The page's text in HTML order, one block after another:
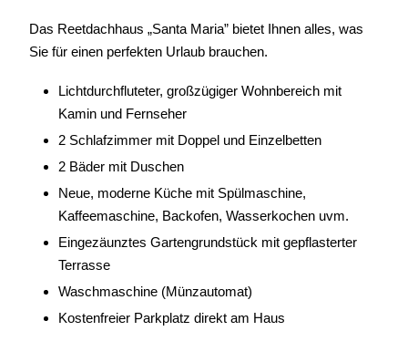
Das Reetdachhaus „Santa Maria” bietet Ihnen alles, was
Sie für einen perfekten Urlaub brauchen.
Lichtdurchfluteter, großzügiger Wohnbereich mit
Kamin und Fernseher
2 Schlafzimmer mit Doppel und Einzelbetten
2 Bäder mit Duschen
Neue, moderne Küche mit Spülmaschine,
Kaffeemaschine, Backofen, Wasserkochen uvm.
Eingezäunztes Gartengrundstück mit gepflasterter
Terrasse
Waschmaschine (Münzautomat)
Kostenfreier Parkplatz direkt am Haus